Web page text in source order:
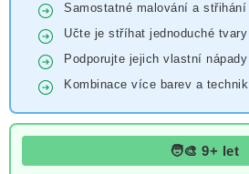
Samostatné malování a střihání
Učte je stříhat jednoduché tvary
Podporujte jejich vlastní nápady
Kombinace více barev a technik
🧑‍🎨 9+ let